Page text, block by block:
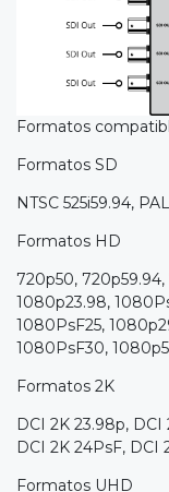
Formatos
Formatos SD
NTSC 525i59.94,
Formatos HD
720p50,
1080p23.98,
1080PsF25,
1080PsF30,
Formatos 2K
DCI 2K 23.98p, DCI
DCI 2K 24PsF, DCI
Formatos UHD